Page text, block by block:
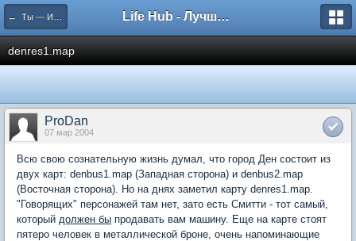
← Ты — Избранный Life Hub - Лучшие компьютерные игры мира
denres1.map
ProDan
07 мар 2004
Всю свою сознательную жизнь думал, что город Ден состоит из
двух карт: denbus1.map (Западная сторона) и denbus2.map
(Восточная сторона). Но на днях заметил карту denres1.map.
"Говорящих" персонажей там нет, зато есть Смитти - тот самый,
который должен бы продавать вам машину. Еще на карте стоят
пятеро человек в металлической броне, очень напоминающие